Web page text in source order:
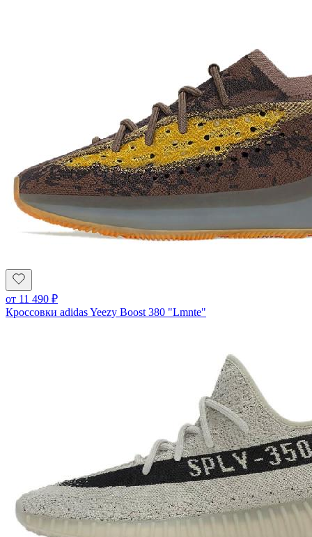
от 11 490 ₽
Кроссовки adidas Yeezy Boost 380 "Lmnte"